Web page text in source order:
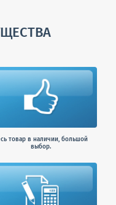
товар в наличии, большой
выбор.